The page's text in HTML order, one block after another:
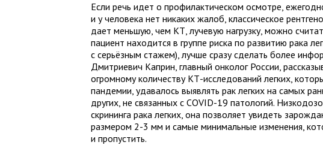
Если речь идет о профилактическом осмотре,
и у человека нет никаких жалоб, классическое
дает меньшую, чем КТ, лучевую нагрузку, можно
пациент находится в группе риска по развитию рака
с серьёзным стажем), лучше сразу сделать более
Дмитриевич Каприн, главный онколог России,
огромному количеству КТ-исследований легких,
пандемии, удавалось выявлять рак легких на самых
других, не связанных с COVID-19 патологий.
скрининга рака легких, она позволяет увидеть
размером 2-3 мм и самые минимальные изменения,
и пропустить.